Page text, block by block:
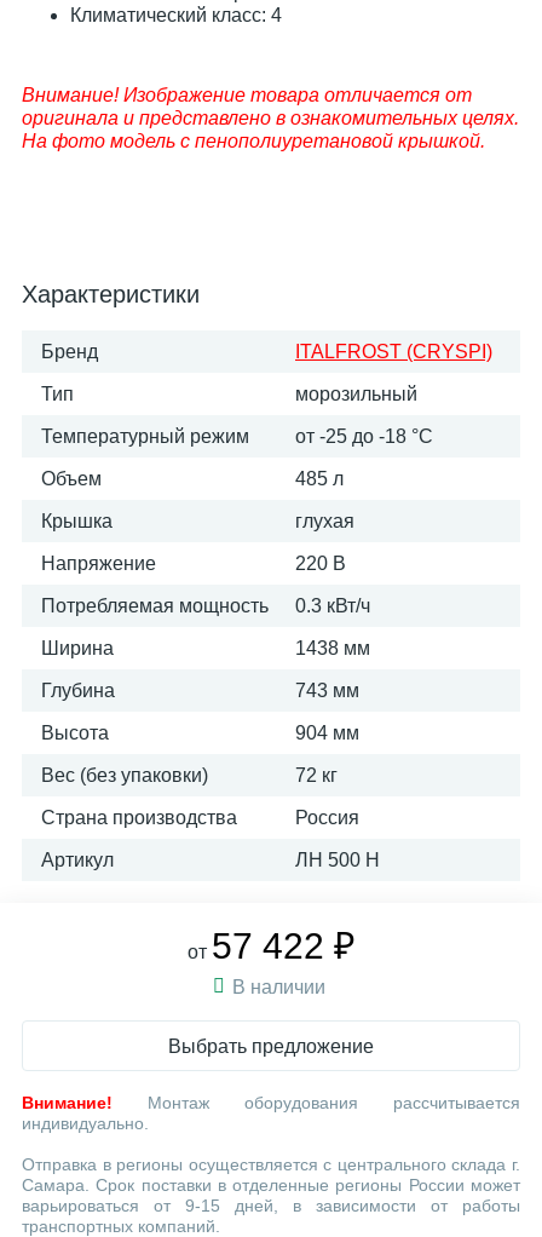
Климатический класс: 4
Внимание! Изображение товара отличается от
оригинала и представлено в ознакомительных целях.
На фото модель с пенополиуретановой крышкой.
Характеристики
Бренд ITALFROST (CRYSPI)
Тип морозильный
Температурный режим от -25 до -18 °С
Объем 485 л
Крышка глухая
Напряжение 220 В
Потребляемая мощность 0.3 кВт/ч
Ширина 1438 мм
Глубина 743 мм
Высота 904 мм
Вес (без упаковки) 72 кг
Страна производства Россия
Артикул ЛН 500 Н
от 57 422 ₽
В наличии
Выбрать предложение
Внимание! Монтаж оборудования рассчитывается
индивидуально.
Отправка в регионы осуществляется с центрального склада г.
Самара. Срок поставки в отделенные регионы России может
варьироваться от 9-15 дней, в зависимости от работы
транспортных компаний.